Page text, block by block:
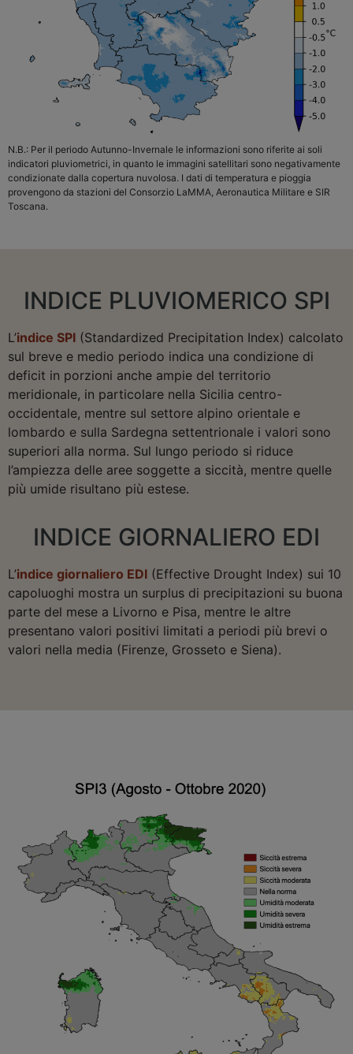
N.B.: Per il periodo Autunno-Invernale le informazioni sono riferite ai soli
indicatori pluviometrici, in quanto le immagini satellitari sono negativamente
condizionate dalla copertura nuvolosa. I dati di temperatura e pioggia
provengono da stazioni del Consorzio LaMMA, Aeronautica Militare e SIR
Toscana.
INDICE PLUVIOMERICO SPI
L’indice SPI (Standardized Precipitation Index) calcolato
sul breve e medio periodo indica una condizione di
deficit in porzioni anche ampie del territorio
meridionale, in particolare nella Sicilia centro-
occidentale, mentre sul settore alpino orientale e
lombardo e sulla Sardegna settentrionale i valori sono
superiori alla norma. Sul lungo periodo si riduce
l’ampiezza delle aree soggette a siccità, mentre quelle
più umide risultano più estese.
INDICE GIORNALIERO EDI
L’indice giornaliero EDI (Effective Drought Index) sui 10
capoluoghi mostra un surplus di precipitazioni su buona
parte del mese a Livorno e Pisa, mentre le altre
presentano valori positivi limitati a periodi più brevi o
valori nella media (Firenze, Grosseto e Siena).